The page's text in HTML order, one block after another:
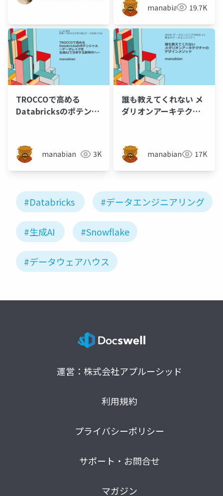
manabian 19.7K
TROCCOで高める
Databricksのポテンシ
代へ～
manabian 3K
誰も教えてくれない メ
ダリオンアーキテクチ
manabian 17K
#Databricks #データエンジニアリング
#生成AI #Snowflake
#データウェアハウス
運営：株式会社アプルーシッド
利用規約
プライバシーポリシー
サポート・お問合せ
マガジン